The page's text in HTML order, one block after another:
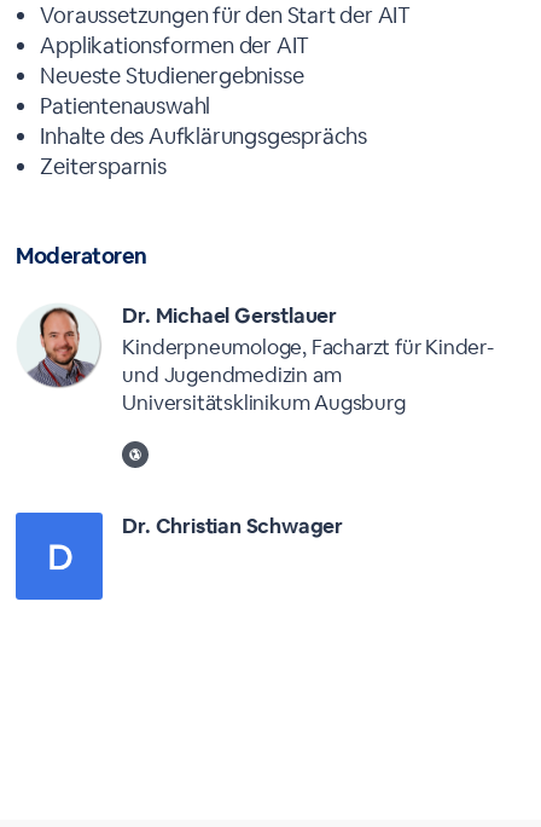
Voraussetzungen für den Start der AIT
Applikationsformen der AIT
Neueste Studienergebnisse
Patientenauswahl
Inhalte des Aufklärungsgesprächs
Zeitersparnis
Moderatoren
Dr. Michael Gerstlauer
Kinderpneumologe, Facharzt für Kinder-
und Jugendmedizin am
Universitätsklinikum Augsburg
Dr. Christian Schwager